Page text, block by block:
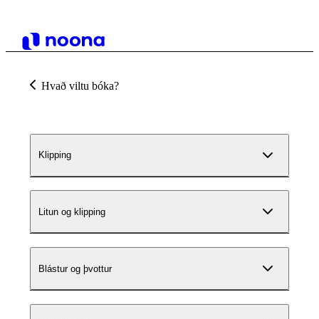
Hvað viltu bóka?
Klipping
Litun og klipping
Blástur og þvottur